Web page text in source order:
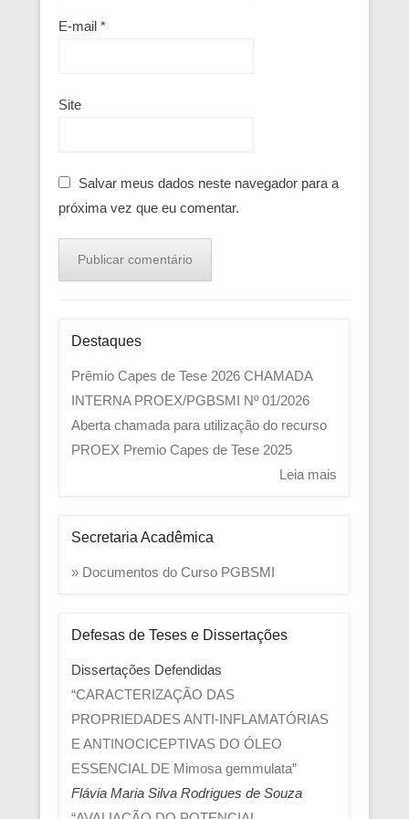
E-mail *
Site
Salvar meus dados neste navegador para a
próxima vez que eu comentar.
Destaques
Prêmio Capes de Tese 2026 CHAMADA
INTERNA PROEX/PGBSMI Nº 01/2026
Aberta chamada para utilização do recurso
PROEX Premio Capes de Tese 2025
Leia mais
Secretaria Acadêmica
» Documentos do Curso PGBSMI
Defesas de Teses e Dissertações
Dissertações Defendidas
“CARACTERIZAÇÃO DAS
PROPRIEDADES ANTI-INFLAMATÓRIAS
E ANTINOCICEPTIVAS DO ÓLEO
ESSENCIAL DE Mimosa gemmulata”
Flávia Maria Silva Rodrigues de Souza